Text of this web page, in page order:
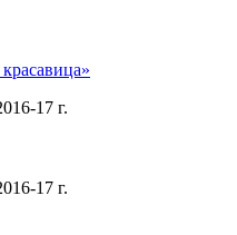
17 г.
17 г.